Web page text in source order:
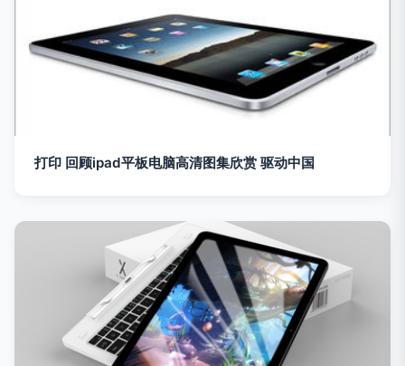
打印 回顾ipad平板电脑高清图集欣赏 驱动中国